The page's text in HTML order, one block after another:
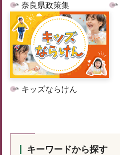
奈良県政策集
キッズならけん
キーワードから探す